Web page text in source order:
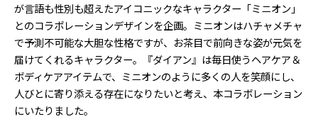
が言語も性別も超えたアイコニックなキャラクター「ミニオン」
とのコラボレーションデザインを企画。ミニオンはハチャメチャ
で予測不可能な大胆な性格ですが、お茶目で前向きな姿が元気を
届けてくれるキャラクター。『ダイアン』は毎日使うヘアケア＆
ボディケアアイテムで、ミニオンのように多くの人を笑顔にし、
人びとに寄り添える存在になりたいと考え、本コラボレーション
にいたりました。